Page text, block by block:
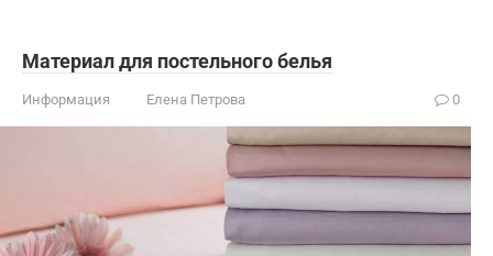
Материал для постельного белья
Информация Елена Петрова 0